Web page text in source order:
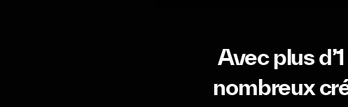
Avec plusd’1
nombreux